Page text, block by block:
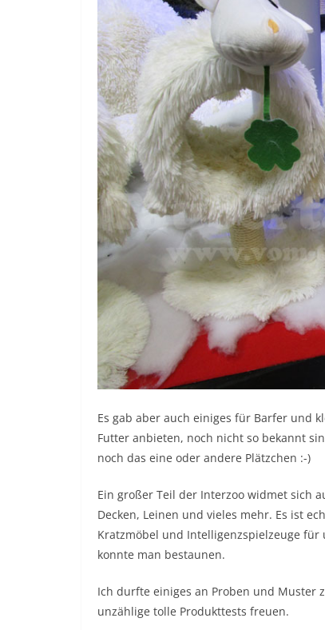
Es gab aber auch einiges für Barfer und
Futter anbieten, noch nicht so bekannt
noch das eine oder andere Plätzchen :-)
Ein großer Teil der Interzoo widmet sich
Decken, Leinen und vieles mehr. Es ist
Kratzmöbel und Intelligenzspielzeuge
konnte man bestaunen.
Ich durfte einiges an Proben und
unzählige tolle Produkttests freuen.